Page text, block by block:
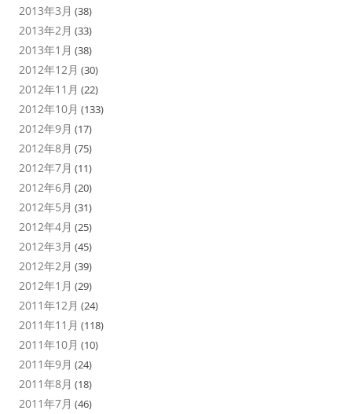
2013年3月 (38)
2013年2月 (33)
2013年1月 (38)
2012年12月 (30)
2012年11月 (22)
2012年10月 (133)
2012年9月 (17)
2012年8月 (75)
2012年7月 (11)
2012年6月 (20)
2012年5月 (31)
2012年4月 (25)
2012年3月 (45)
2012年2月 (39)
2012年1月 (29)
2011年12月 (24)
2011年11月 (118)
2011年10月 (10)
2011年9月 (24)
2011年8月 (18)
2011年7月 (46)